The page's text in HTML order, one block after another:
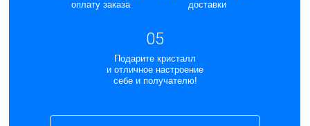
оплату заказа
доставки
Подарите кристалл
и отличное настроение
себе и получателю!
05